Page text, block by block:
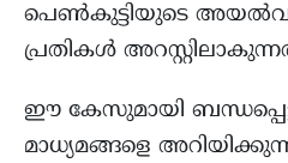
പെൺകുട്ടിയുടെ
പ്രതികൾ
ഈ കേസുമായി
മാധ്യമങ്ങളെ